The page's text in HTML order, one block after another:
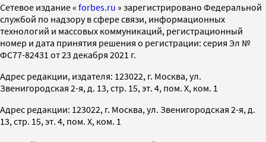
Cетевое издание « forbes.ru » зарегистрировано Федеральной
службой по надзору в сфере связи, информационных
технологий и массовых коммуникаций, регистрационный
номер и дата принятия решения о регистрации: серия Эл №
ФС77-82431 от 23 декабря 2021 г.
Адрес редакции, издателя: 123022, г. Москва, ул.
Звенигородская 2-я, д. 13, стр. 15, эт. 4, пом. X, ком. 1
Адрес редакции: 123022, г. Москва, ул. Звенигородская 2-я, д.
13, стр. 15, эт. 4, пом. X, ком. 1